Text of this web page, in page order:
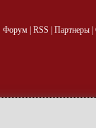
Форум| RSS Партнеры|